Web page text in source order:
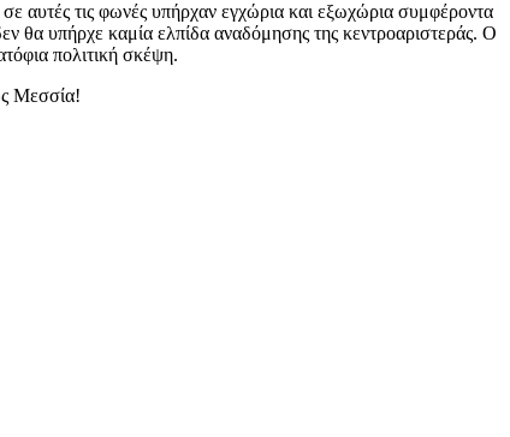
αυτές τις φωνές υπήρχαν εγχώρια και εξωχώρια συμφέροντα
θα υπήρχε καμία ελπίδα αναδόμησης της κεντροαριστεράς. Ο
πολιτική σκέψη.
Μεσσία!